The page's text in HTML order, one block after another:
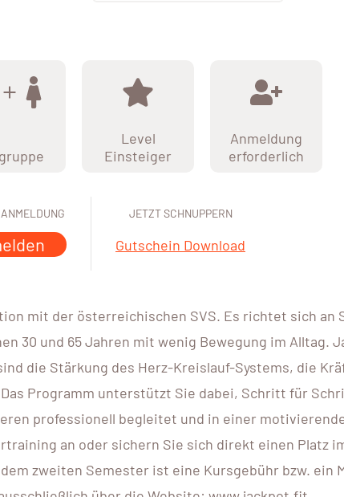
Level
Einsteiger
Anmeldung
erforderlich
JETZT SCHNUPPERN
Gutschein Download
mit der österreichischen SVS. Es richtet sich an
30 und 65 Jahren mit wenig Bewegung im Alltag.
die Stärkung des Herz-Kreislauf-Systems, die
Programm unterstützt Sie dabei, Schritt für
professionell begleitet und in einer
an oder sichern Sie sich direkt einen Platz
zweiten Semester ist eine Kursgebühr bzw. ein